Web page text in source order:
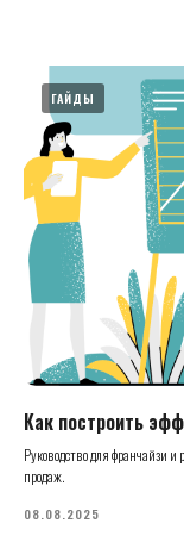
ГАЙДЫ
Как построить
Руководство для франчайзи и
продаж.
08.08.2025